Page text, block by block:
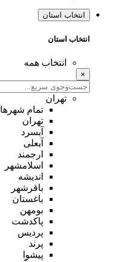
انتخاب استان
انتخاب استان
انتخاب همه
×
تهران
تمام شهر‌ها
تهران
آبسرد
آبعلی
ارجمند
اسلامشهر
اندیشه
باقرشهر
باغستان
بومهن
پاکدشت
پردیس
پرند
پیشوا